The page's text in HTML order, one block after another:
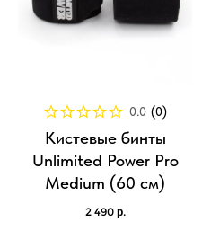
0.0 (0)
Кистевые бинты
Unlimited Power Pro
Medium (60 см)
2 490 р.